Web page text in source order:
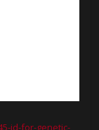
id-for-genetic-